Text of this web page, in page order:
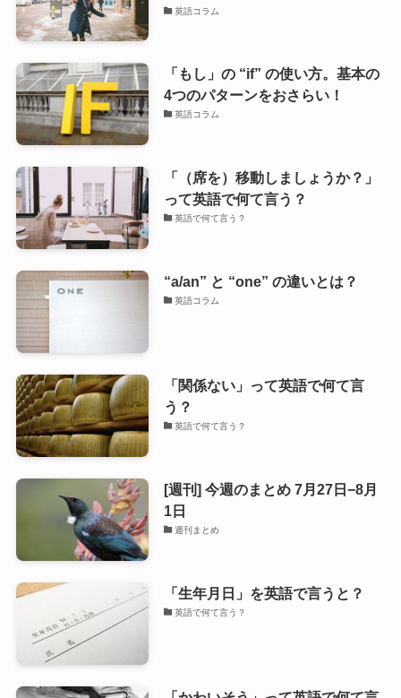
英語コラム
「もし」の “if” の使い方。基本の
4つのパターンをおさらい！
英語コラム
「（席を）移動しましょうか？」
って英語で何て言う？
英語で何て言う？
“a/an” と “one” の違いとは？
英語コラム
「関係ない」って英語で何て言
う？
英語で何て言う？
[週刊] 今週のまとめ 7月27日−8月
1日
週刊まとめ
「生年月日」を英語で言うと？
英語で何て言う？